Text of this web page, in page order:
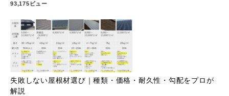
93,175ビュー
失敗しない屋根材選び｜種類・価格・耐久性・勾配をプロが
解説